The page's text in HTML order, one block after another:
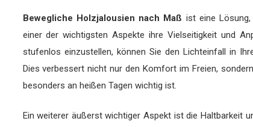
Bewegliche Holzjalousien nach Maß ist eine
einer der wichtigsten Aspekte ihre Vielseitigkeit und
stufenlos einzustellen, können Sie den Lichteinfall in
Dies verbessert nicht nur den Komfort im Freien,
besonders an heißen Tagen wichtig ist.
Ein weiterer äußerst wichtiger Aspekt ist die Haltbarkeit